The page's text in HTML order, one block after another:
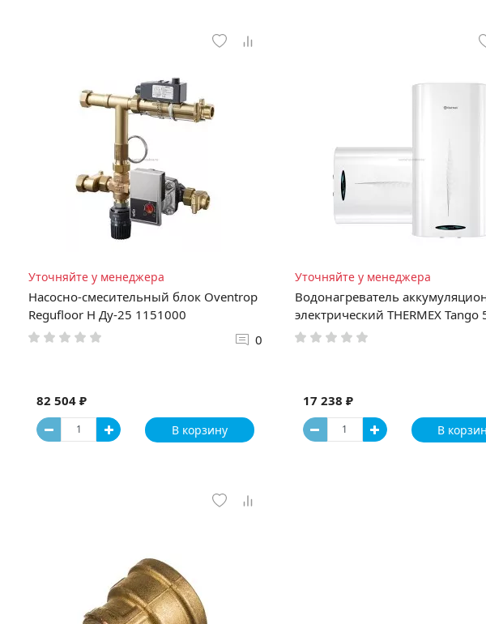
Уточняйте у менеджера
Насосно-смесительный блок Oventrop
Regufloor H Ду-25 1151000
0
82 504 ₽
В корзину
Уточняйте у менеджера
Водонагреватель
электрический THERMEX Tango
17 238 ₽
В